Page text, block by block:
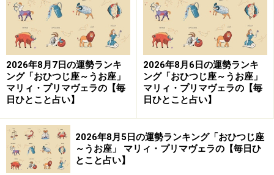
2026年8月7日の運勢ランキ
ング「おひつじ座～うお座」
マリィ・プリマヴェラの【毎
日ひとこと占い】
2026年8月6日の運勢ランキ
ング「おひつじ座～うお座」
マリィ・プリマヴェラの【毎
日ひとこと占い】
2026年8月5日の運勢ランキング「おひつじ座
～うお座」 マリィ・プリマヴェラの【毎日ひ
とこと占い】